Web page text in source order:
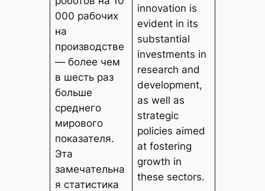
000 рабочих
на
производстве
— более чем
в шесть раз
больше
среднего
мирового
показателя.
Эта
замечательна
я статистика
innovation is
evident in its
substantial
investments in
research and
development,
as well as
strategic
policies aimed
at fostering
growth in
these sectors.